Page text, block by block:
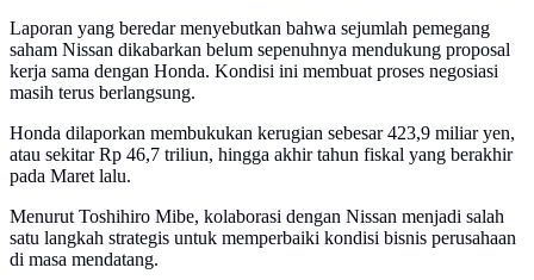
Laporan yang beredar menyebutkan bahwa sejumlah pemegang
saham Nissan dikabarkan belum sepenuhnya mendukung proposal
kerja sama dengan Honda. Kondisi ini membuat proses negosiasi
masih terus berlangsung.
Honda dilaporkan membukukan kerugian sebesar 423,9 miliar yen,
atau sekitar Rp 46,7 triliun, hingga akhir tahun fiskal yang berakhir
pada Maret lalu.
Menurut Toshihiro Mibe, kolaborasi dengan Nissan menjadi salah
satu langkah strategis untuk memperbaiki kondisi bisnis perusahaan
di masa mendatang.